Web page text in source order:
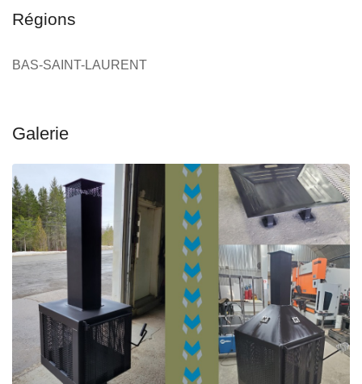
Régions
BAS-SAINT-LAURENT